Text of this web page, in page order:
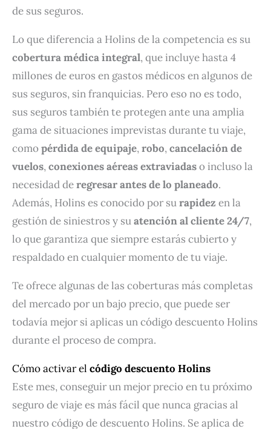
de sus seguros.
Lo que diferencia a Holins de la competencia es su
cobertura médica integral, que incluye hasta 4
millones de euros en gastos médicos en algunos de
sus seguros, sin franquicias. Pero eso no es todo,
sus seguros también te protegen ante una amplia
gama de situaciones imprevistas durante tu viaje,
comopérdida de equipaje,robo,cancelación de
vuelos,conexiones aéreas extraviadaso incluso la
necesidad deregresar antes de lo planeado.
Además, Holins es conocido por surapidez en la
gestión de siniestros y suatención al cliente 24/7,
lo que garantiza que siempre estarás cubierto y
respaldado en cualquier momento de tu viaje.
Te ofrece algunas de las coberturas más completas
del mercado por un bajo precio, que puede ser
todavía mejor si aplicas un código descuento Holins
durante el proceso de compra.
Cómo activar el código descuento Holins
Este mes, conseguir un mejor precio en tu próximo
seguro de viaje es más fácil que nunca gracias al
nuestro código de descuento Holins. Se aplica de